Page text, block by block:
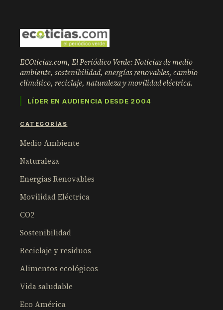
ECOticias.com, El Periódico Verde: Noticias de medio
ambiente, sostenibilidad, energías renovables, cambio
climático, reciclaje, naturaleza y movilidad eléctrica.
LÍDER EN AUDIENCIA DESDE 2004
CATEGORÍAS
Medio Ambiente
Naturaleza
Energías Renovables
Movilidad Eléctrica
CO2
Sostenibilidad
Reciclaje y residuos
Alimentos ecológicos
Vida saludable
Eco América